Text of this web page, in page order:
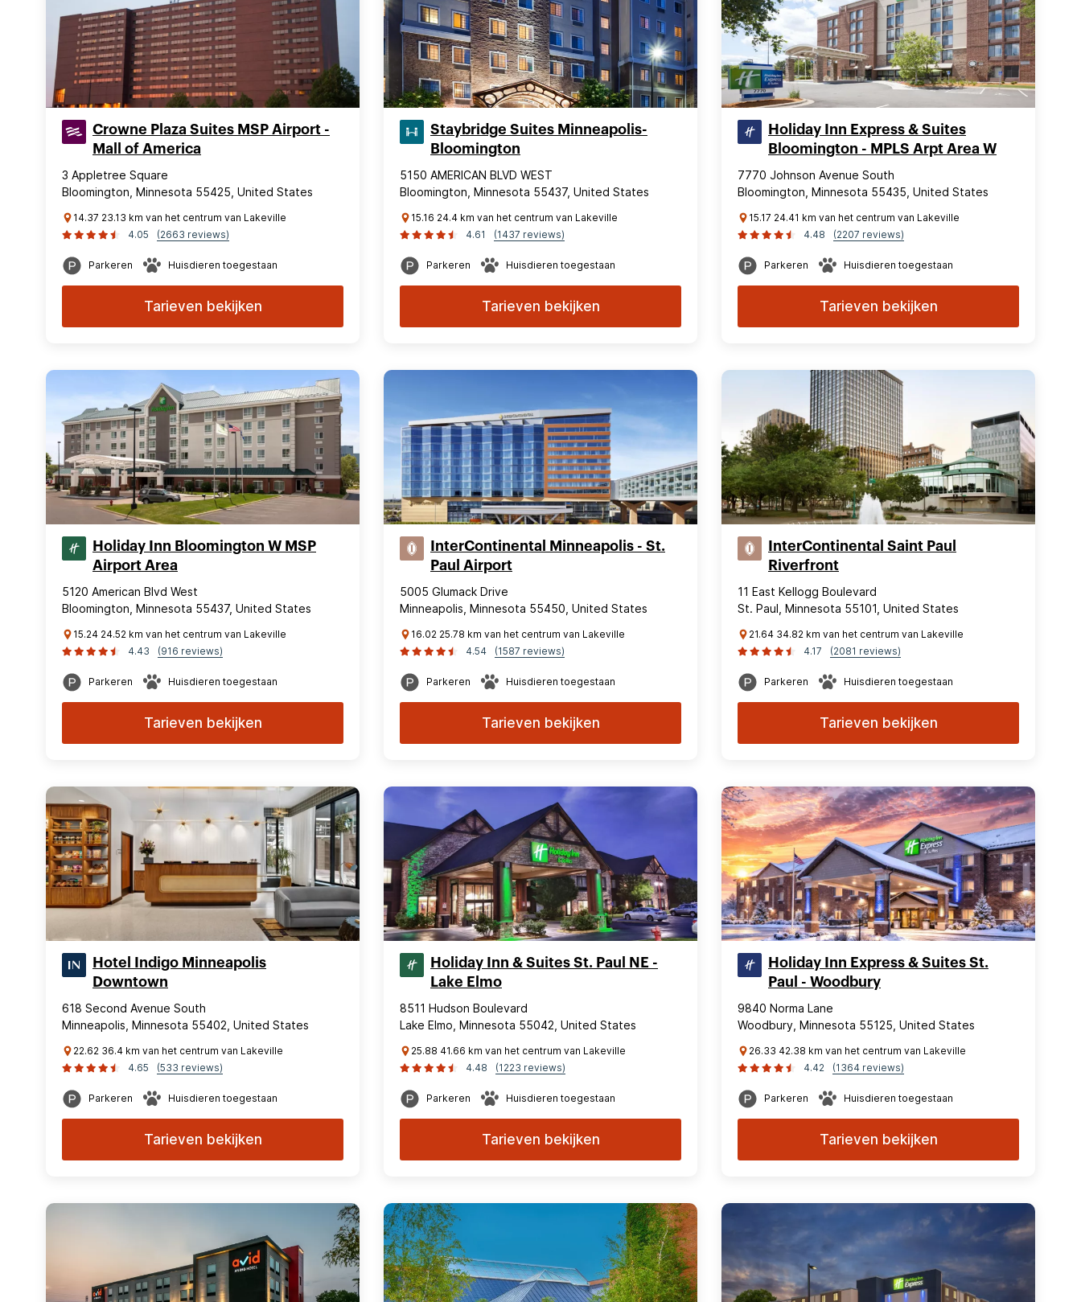
Crowne Plaza Suites MSP Airport -
Mall of America
3 Appletree Square
Bloomington, Minnesota 55425, United States
14.37 23.13 km van het centrum van Lakeville
4.05
(2663 reviews)
Parkeren Huisdieren toegestaan
Tarieven bekijken
Staybridge Suites Minneapolis-
Bloomington
5150 AMERICAN BLVD WEST
Bloomington, Minnesota 55437, United States
15.16 24.4 km van het centrum van Lakeville
4.61
(1437 reviews)
Parkeren Huisdieren toegestaan
Tarieven bekijken
Holiday Inn Express & Suites
Bloomington - MPLS Arpt Area W
7770 Johnson Avenue South
Bloomington, Minnesota 55435, United States
15.17 24.41 km van het centrum van Lakeville
4.48
(2207 reviews)
Parkeren Huisdieren toegestaan
Tarieven bekijken
Holiday Inn Bloomington W MSP
Airport Area
5120 American Blvd West
Bloomington, Minnesota 55437, United States
15.24 24.52 km van het centrum van Lakeville
4.43
(916 reviews)
Parkeren Huisdieren toegestaan
Tarieven bekijken
InterContinental Minneapolis - St.
Paul Airport
5005 Glumack Drive
Minneapolis, Minnesota 55450, United States
16.02 25.78 km van het centrum van Lakeville
4.54
(1587 reviews)
Parkeren Huisdieren toegestaan
Tarieven bekijken
InterContinental Saint Paul
Riverfront
11 East Kellogg Boulevard
St. Paul, Minnesota 55101, United States
21.64 34.82 km van het centrum van Lakeville
4.17
(2081 reviews)
Parkeren Huisdieren toegestaan
Tarieven bekijken
Hotel Indigo Minneapolis
Downtown
618 Second Avenue South
Minneapolis, Minnesota 55402, United States
22.62 36.4 km van het centrum van Lakeville
4.65
(533 reviews)
Parkeren Huisdieren toegestaan
Tarieven bekijken
Holiday Inn & Suites St. Paul NE -
Lake Elmo
8511 Hudson Boulevard
Lake Elmo, Minnesota 55042, United States
25.88 41.66 km van het centrum van Lakeville
4.48
(1223 reviews)
Parkeren Huisdieren toegestaan
Tarieven bekijken
Holiday Inn Express & Suites St.
Paul - Woodbury
9840 Norma Lane
Woodbury, Minnesota 55125, United States
26.33 42.38 km van het centrum van Lakeville
4.42
(1364 reviews)
Parkeren Huisdieren toegestaan
Tarieven bekijken